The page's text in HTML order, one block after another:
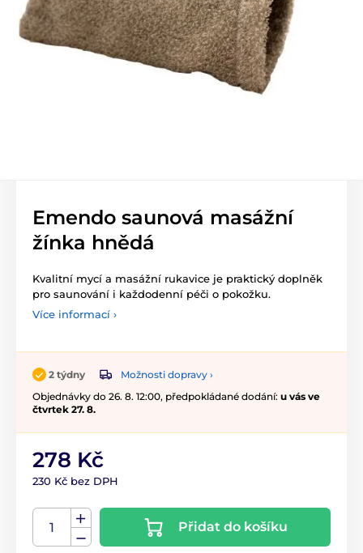
Emendo saunová masážní
žínka hnědá
Kvalitní mycí a masážní rukavice je praktický doplněk
pro saunování i každodenní péči o pokožku.
Více informací ›
2 týdny
Možnosti dopravy ›
Objednávky do 26. 8. 12:00, předpokládané dodání: u vás ve
čtvrtek 27. 8.
278 Kč
230 Kč bez DPH
Přidat do košíku